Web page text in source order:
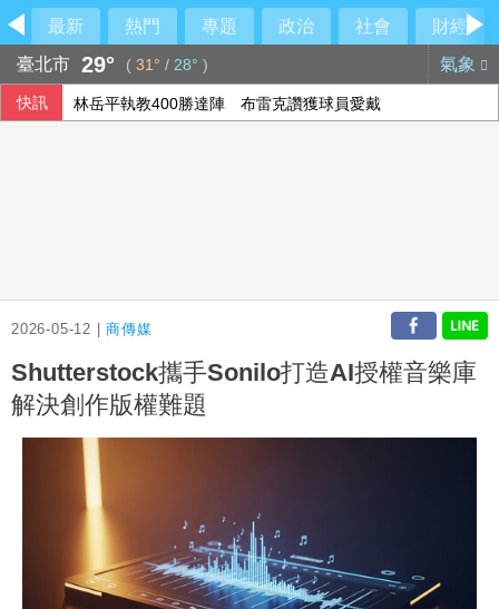
最新 熱門 專題 政治 社會
財經
臺北市 29° ( 31° / 28° ) 氣象
快訊 林岳平執教400勝達陣 布雷克讚獲球員愛戴
2026-05-12 |商傳媒
Shutterstock攜手Sonilo打造AI授權音樂庫
解決創作版權難題